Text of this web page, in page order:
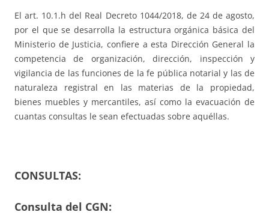
El art. 10.1.h del Real Decreto 1044/2018, de 24 de agosto,
por el que se desarrolla la estructura orgánica básica del
Ministerio de Justicia, confiere a esta Dirección General la
competencia de organización, dirección, inspección y
vigilancia de las funciones de la fe pública notarial y las de
naturaleza registral en las materias de la propiedad,
bienes muebles y mercantiles, así como la evacuación de
cuantas consultas le sean efectuadas sobre aquéllas.
CONSULTAS:
Consulta del CGN: